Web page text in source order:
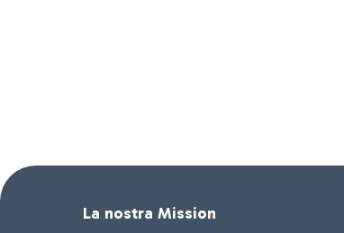
La nostra Mission